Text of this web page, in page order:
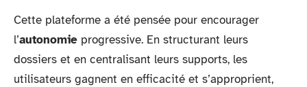
Cette plateforme a été pensée pour encourager
l’autonomie progressive. En structurant leurs
dossiers et en centralisant leurs supports, les
utilisateurs gagnent en efficacité et s’approprient,